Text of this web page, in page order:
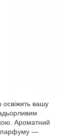
вашу
Ароматний
парфуму —